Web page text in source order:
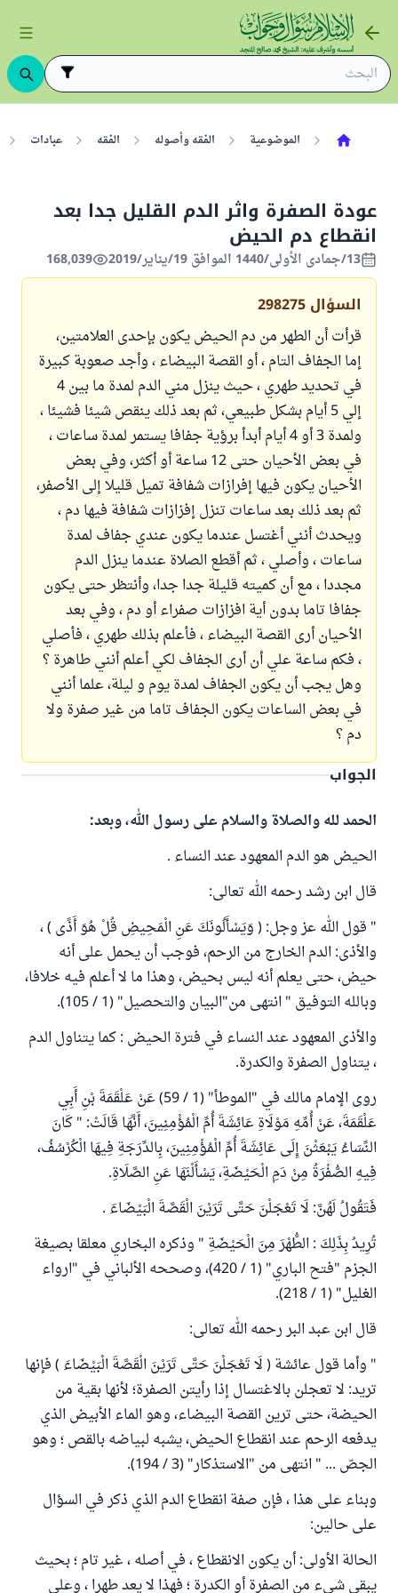
الموضوعية الفقه وأصوله الفقه عبادات
عودة الصفرة واثر الدم القليل جدا بعد
انقطاع دم الحيض
13/جمادى الأولى/1440 الموافق 19/يناير/2019 168,039
السؤال 298275
قرأت أن الطهر من دم الحيض يكون بإحدى العلامتين،
إما الجفاف التام ، أو القصة البيضاء ، وأجد صعوبة كبيرة
في تحديد طهري ، حيث ينزل مني الدم لمدة ما بين 4
إلي 5 أيام بشكل طبيعي، ثم بعد ذلك ينقص شيئا فشيئا ،
ولمدة 3 أو 4 أيام أبدأ برؤية جفافا يستمر لمدة ساعات ،
في بعض الأحيان حتى 12 ساعة أو أكثر، وفي بعض
الأحيان يكون فيها إفرازات شفافة تميل قليلا إلى الأصفر،
ثم بعد ذلك بعد ساعات تنزل إفزازات شفافة فيها دم ،
ويحدث أنني أغتسل عندما يكون عندي جفاف لمدة
ساعات ، وأصلي ، ثم أقطع الصلاة عندما ينزل الدم
مجددا ، مع أن كميته قليلة جدا جدا، وأنتظر حتى يكون
جفافا تاما بدون أية افزازات صفراء أو دم ، وفي بعد
الأحيان أرى القصة البيضاء ، فأعلم بذلك طهري ، فأصلي
، فكم ساعة علي أن أرى الجفاف لكي أعلم أنني طاهرة ؟
وهل يجب أن يكون الجفاف لمدة يوم و ليلة، علما أنني
في بعض الساعات يكون الجفاف تاما من غير صفرة ولا
دم ؟
الجواب
الحمد لله والصلاة والسلام على رسول الله، وبعد:
الحيض هو الدم المعهود عند النساء .
قال ابن رشد رحمه الله تعالى:
" قول الله عز وجل: ( وَيَسْأَلُونَكَ عَنِ الْمَحِيضِ قُلْ هُوَ أَذًى ) ،
والأذى: الدم الخارج من الرحم، فوجب أن يحمل على أنه
حيض، حتى يعلم أنه ليس بحيض، وهذا ما لا أعلم فيه خلافا،
وبالله التوفيق " انتهى من"البيان والتحصيل" (1 / 105).
والأذى المعهود عند النساء في فترة الحيض : كما يتناول الدم
، يتناول الصفرة والكدرة.
روى الإمام مالك في "الموطأ" (1 / 59) عَنْ عَلْقَمَةَ بْنِ أَبِي
عَلْقَمَةَ، عَنْ أُمِّهِ مَوْلَاةِ عَائِشَةَ أُمِّ الْمُؤْمِنِينَ، أَنَّهَا قَالَتْ: " كَانَ
النِّسَاءُ يَبْعَثْنَ إِلَى عَائِشَةَ أُمِّ الْمُؤْمِنِينَ، بِالدِّرَجَةِ فِيهَا الْكُرْسُفُ،
فِيهِ الصُّفْرَةُ مِنْ دَمِ الْحَيْضَةِ، يَسْأَلْنَهَا عَنِ الصَّلَاةِ.
فَتَقُولُ لَهُنَّ: لَا تَعْجَلْنَ حَتَّى تَرَيْنَ الْقَصَّةَ الْبَيْضَاءَ .
تُرِيدُ بِذَلِكَ : الطُّهْرَ مِنَ الْحَيْضَةِ " وذكره البخاري معلقا بصيغة
الجزم "فتح الباري" (1 / 420)، وصححه الألباني في "ارواء
الغليل" (1 / 218).
قال ابن عبد البر رحمه الله تعالى:
" وأما قول عائشة ( لَا تَعْجَلْنَ حَتَّى تَرَيْنَ الْقَصَّةَ الْبَيْضَاءَ ) فإنها
تريد: لا تعجلن بالاغتسال إذا رأيتن الصفرة؛ لأنها بقية من
الحيضة، حتى ترين القصة البيضاء، وهو الماء الأبيض الذي
يدفعه الرحم عند انقطاع الحيض، يشبه لبياضه بالقص ؛ وهو
الجصّ ... " انتهى من "الاستذكار" (3 / 194).
وبناء على هذا ، فإن صفة انقطاع الدم الذي ذكر في السؤال
على حالين:
الحالة الأولى: أن يكون الانقطاع ، في أصله ، غير تام ؛ بحيث
يبقى شيء من الصفرة أو الكدرة ؛ فهذا لا يعد طهرا ، وعلى